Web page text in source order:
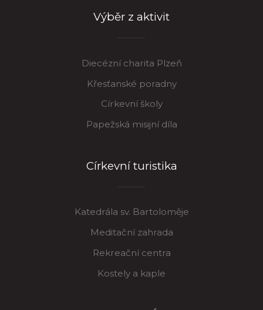
Výběr z aktivit
Diecézní charita Plzeň
Křesťanské poradny
Církevní školy
Papežská misijní díla
Církevní turistika
Katedrála sv. Bartoloměje
Meditační zahrada
Rekreační centra
Kostely a kaple